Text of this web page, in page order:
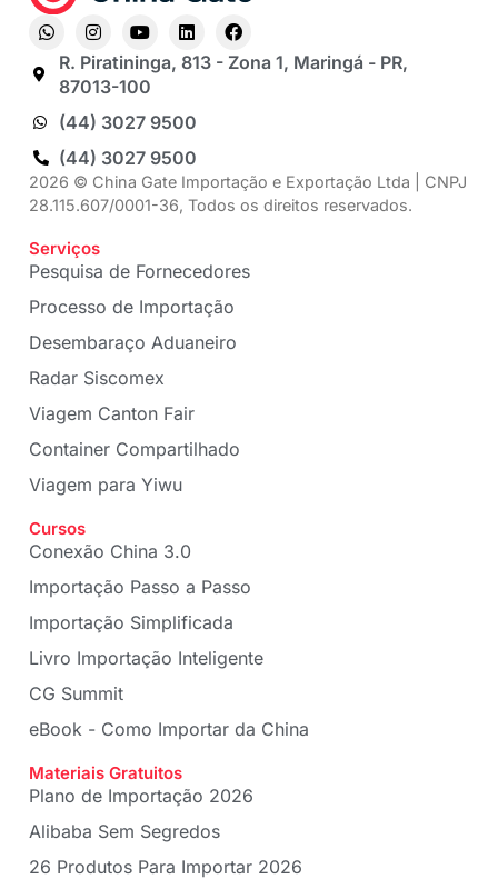
R. Piratininga, 813 - Zona 1, Maringá - PR,
87013-100
(44) 3027 9500
(44) 3027 9500
2026 © China Gate Importação e Exportação Ltda | CNPJ
28.115.607/0001-36, Todos os direitos reservados.
Serviços
Pesquisa de Fornecedores
Processo de Importação
Desembaraço Aduaneiro
Radar Siscomex
Viagem Canton Fair
Container Compartilhado
Viagem para Yiwu
Cursos
Conexão China 3.0
Importação Passo a Passo
Importação Simplificada
Livro Importação Inteligente
CG Summit
eBook - Como Importar da China
Materiais Gratuitos
Plano de Importação 2026
Alibaba Sem Segredos
26 Produtos Para Importar 2026